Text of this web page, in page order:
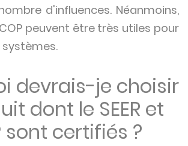
d'influences. Néanmoins,
peuvent être très utiles pour
devrais-je choisir
dont le SEER et
sont certifiés ?